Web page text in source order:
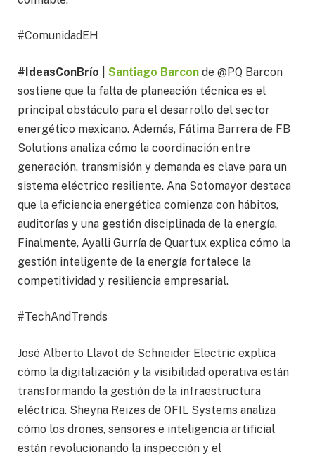
#ComunidadEH
#IdeasConBrío Santiago Barcon de @PQ Barcon
sostiene que la falta de planeación técnica es el
principal obstáculo para el desarrollo del sector
energético mexicano. Además, Fátima Barrera de FB
Solutions analiza cómo la coordinación entre
generación, transmisión y demanda es clave para un
sistema eléctrico resiliente. Ana Sotomayor destaca
que la eficiencia energética comienza con hábitos,
auditorías y una gestión disciplinada de la energía.
Finalmente, Ayalli Gurría de Quartux explica cómo la
gestión inteligente de la energía fortalece la
competitividad y resiliencia empresarial.
#TechAndTrends
José Alberto Llavot de Schneider Electric explica
cómo la digitalización y la visibilidad operativa están
transformando la gestión de la infraestructura
eléctrica. Sheyna Reizes de OFIL Systems analiza
cómo los drones, sensores e inteligencia artificial
están revolucionando la inspección y el